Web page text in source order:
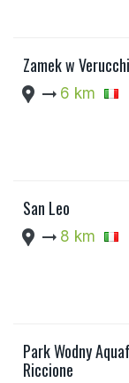
Zamek w
location_pin arrow_right_alt 6 km
San Leo
location_pin arrow_right_alt 8 km
Park Wodny
Riccione